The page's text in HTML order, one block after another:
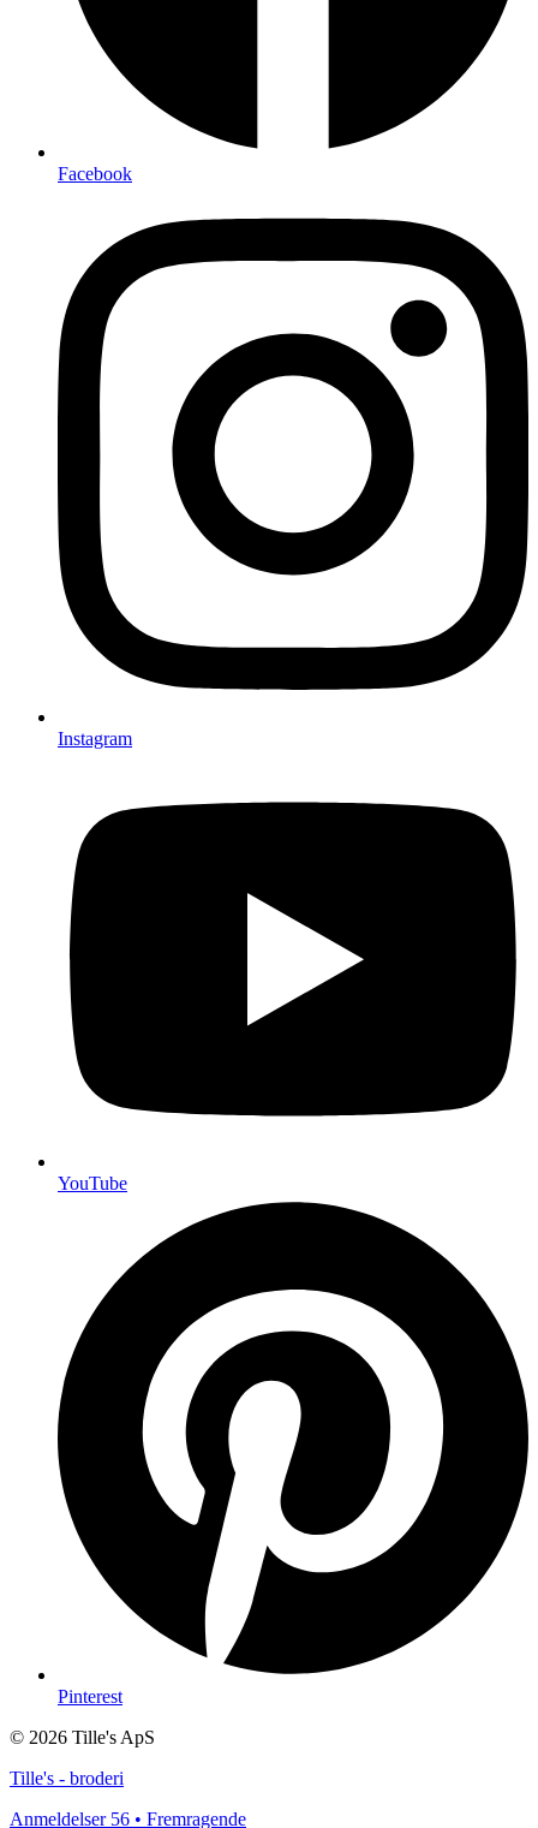
Facebook
Instagram
YouTube
Pinterest
© 2026 Tille's ApS
Tille's - broderi
Anmeldelser 56 • Fremragende